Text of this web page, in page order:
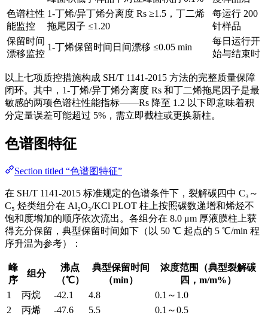
色谱柱性
能监控
1-丁烯/异丁烯分离度 Rs ≥1.5，丁二烯
拖尾因子 ≤1.20
每运行 200
针样品
保留时间
漂移监控
1-丁烯保留时间日间漂移 ≤0.05 min
每日运行开
始与结束时
以上七项质控措施构成 SH/T 1141-2015 方法的完整质量保障
闭环。其中，1-丁烯/异丁烯分离度 Rs 和丁二烯拖尾因子是最
敏感的两项色谱柱性能指标——Rs 降至 1.2 以下即意味着积
分定量误差可能超过 5%，需立即截柱或更换新柱。
色谱图特征
Section titled “色谱图特征”
在 SH/T 1141-2015 标准规定的色谱条件下，裂解碳四中 C₃～
C₅ 烃类组分在 Al₂O₃/KCl PLOT 柱上按照碳数递增和烯烃不
饱和度增加的顺序依次流出。各组分在 8.0 μm 厚液膜柱上获
得充分保留，典型保留时间如下（以 50 ℃ 起点的 5 ℃/min 程
序升温为参考）：
峰
序
组分
沸点
（℃）
典型保留时间
（min）
浓度范围（典型裂解碳
四，m/m%）
1
丙烷 -42.1 4.8
0.1～1.0
2
丙烯 -47.6 5.5
0.1～0.5